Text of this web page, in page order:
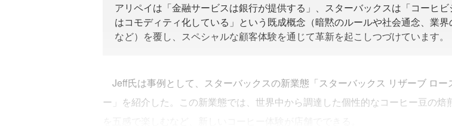
アリペイは「金融サービスは銀行が提供する」、スターバックスは「コーヒビ
はコモディティ化している」という既成概念（暗黙のルールや社会通念、業界
など）を覆し、スペシャルな顧客体験を通じて革新を起こしつづけています。
Jeff氏は事例として、スターバックスの新業態「スターバックス リザーブ ロー
ー」を紹介した。この新業態では、世界中から調達した個性的なコーヒー豆の焙